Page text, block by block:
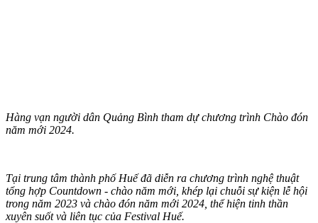
Hàng vạn người dân Quảng Bình tham dự chương trình Chào đón
năm mới 2024.
Tại trung tâm thành phố Huế đã diễn ra chương trình nghệ thuật
tổng hợp Countdown - chào năm mới, khép lại chuỗi sự kiện lễ hội
trong năm 2023 và chào đón năm mới 2024, thể hiện tinh thần
xuyên suốt và liên tục của Festival Huế.